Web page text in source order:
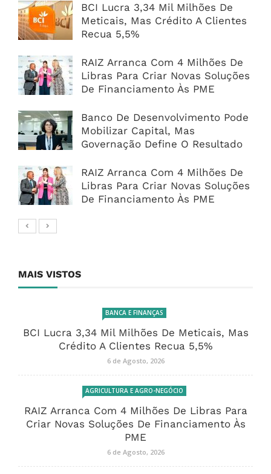
BCI Lucra 3,34 Mil Milhões De
Meticais, Mas Crédito A Clientes
Recua 5,5%
RAIZ Arranca Com 4 Milhões De
Libras Para Criar Novas Soluções
De Financiamento Às PME
Banco De Desenvolvimento Pode
Mobilizar Capital, Mas
Governação Define O Resultado
RAIZ Arranca Com 4 Milhões De
Libras Para Criar Novas Soluções
De Financiamento Às PME
MAIS VISTOS
BANCA E FINANÇAS
BCI Lucra 3,34 Mil Milhões De Meticais, Mas
Crédito A Clientes Recua 5,5%
6 de Agosto, 2026
AGRICULTURA E AGRO-NEGÓCIO
RAIZ Arranca Com 4 Milhões De Libras Para
Criar Novas Soluções De Financiamento Às
PME
6 de Agosto, 2026